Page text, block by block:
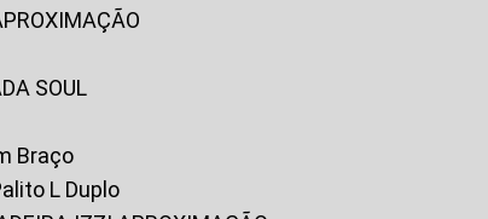
SOUL
Braço
L Duplo